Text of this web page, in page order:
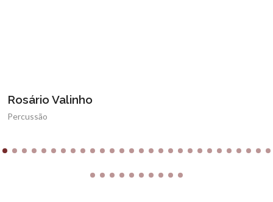
Rosário Valinho
Percussão